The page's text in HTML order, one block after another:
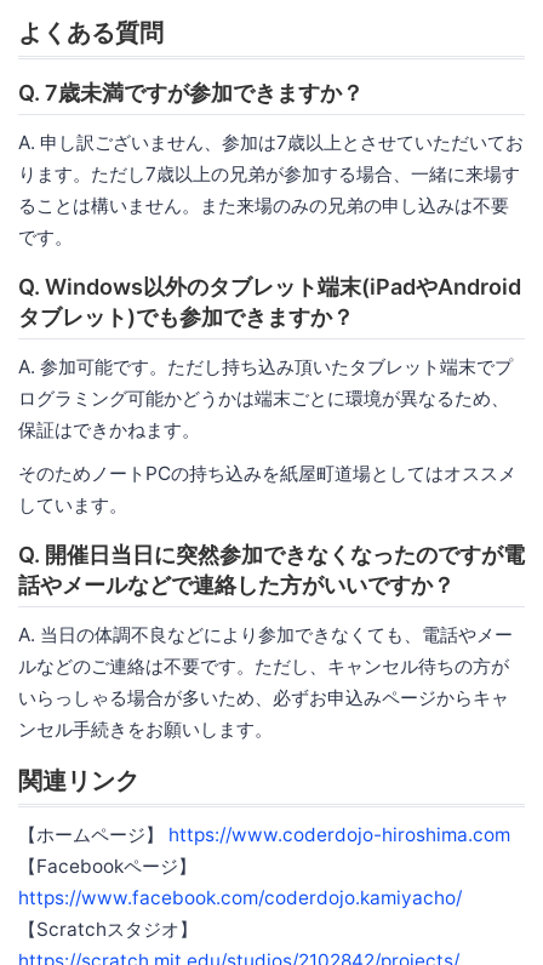
よくある質問
Q. 7歳未満ですが参加できますか？
A. 申し訳ございません、参加は7歳以上とさせていただいてお
ります。ただし7歳以上の兄弟が参加する場合、一緒に来場す
ることは構いません。また来場のみの兄弟の申し込みは不要
です。
Q. Windows以外のタブレット端末(iPadやAndroid
タブレット)でも参加できますか？
A. 参加可能です。ただし持ち込み頂いたタブレット端末でプ
ログラミング可能かどうかは端末ごとに環境が異なるため、
保証はできかねます。
そのためノートPCの持ち込みを紙屋町道場としてはオススメ
しています。
Q. 開催日当日に突然参加できなくなったのですが電
話やメールなどで連絡した方がいいですか？
A. 当日の体調不良などにより参加できなくても、電話やメー
ルなどのご連絡は不要です。ただし、キャンセル待ちの方が
いらっしゃる場合が多いため、必ずお申込みページからキャ
ンセル手続きをお願いします。
関連リンク
【ホームページ】 https://www.coderdojo-hiroshima.com
【Facebookページ】
https://www.facebook.com/coderdojo.kamiyacho/
【Scratchスタジオ】